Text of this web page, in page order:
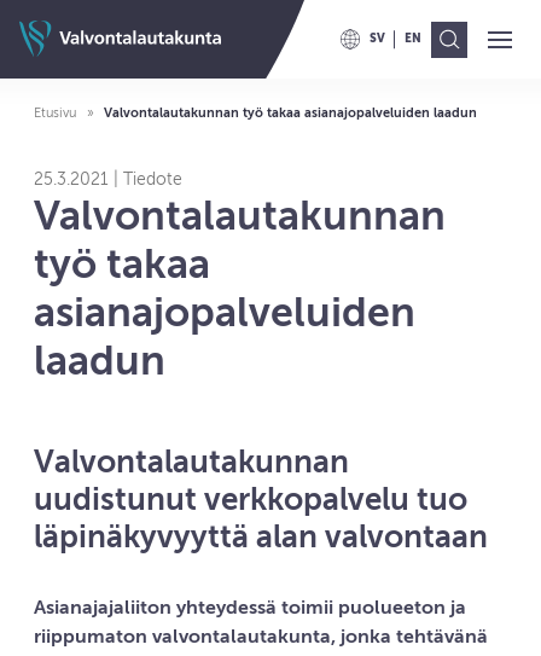
Valvontalautakunnan etusivulleSV
VAIHDA KIELELLE SWITCH
EN
VAIHDA KIELELLE
Etusivu Valvontalautakunnan työ takaa asianajopalveluiden laadun
25.3.2021 | Tiedote
Valvontalautakunnan
työ takaa
asianajopalveluiden
laadun
Valvontalautakunnan
uudistunut verkkopalvelu tuo
läpinäkyvyyttä alan valvontaan
Asianajajaliiton yhteydessä toimii puolueeton ja
riippumaton valvontalautakunta, jonka tehtävänä